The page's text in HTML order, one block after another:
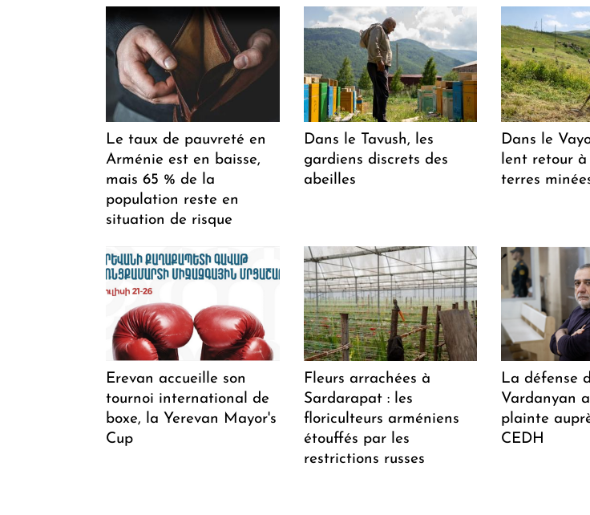
Le taux de pauvreté en
Arménie est en baisse,
mais 65 % de la
population reste en
situation de risque
Dans le Tavush, les
gardiens discrets des
abeilles
Dans le
lent retour
terres
Erevan accueille son
tournoi international de
boxe, la Yerevan Mayor's
Cup
Fleurs arrachées à
Sardarapat : les
floriculteurs arméniens
étouffés par les
restrictions russes
La défense
Vardanyan
plainte
CEDH